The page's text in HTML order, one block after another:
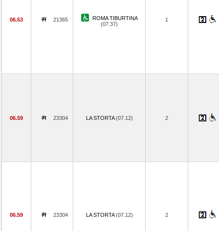
06.53 21365
ROMA TIBURTINA
(07.37)
1
06.59 23304 LA STORTA(07.12) 2
06.59 23304 LA STORTA(07.12) 2